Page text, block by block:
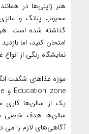
هنر ژاپنی‌ها در
محبوب پنانگ و
گذاشته شده است.
امتحان کنید، اما
نمایشگاه رنگی از
یک از سالن‌ها کاری
سالن‌ها هدف خاصی
آگاهی‌های لازم را